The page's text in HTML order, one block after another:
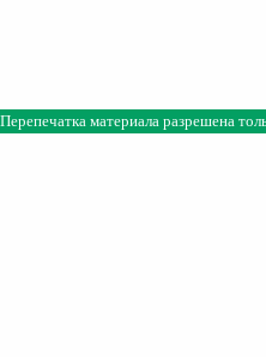
Перепечатка материала разрешена